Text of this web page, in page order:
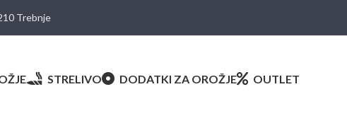
Trebnje
STRELIVO DODATKI ZA OROŽJE OUTLET